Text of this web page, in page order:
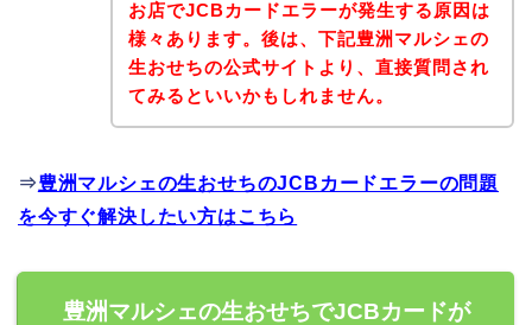
お店でJCBカードエラーが発生する原因は
様々あります。後は、下記豊洲マルシェの
生おせちの公式サイトより、直接質問され
てみるといいかもしれません。
⇒豊洲マルシェの生おせちのJCBカードエラーの問題
を今すぐ解決したい方はこちら
豊洲マルシェの生おせちでJCBカードが